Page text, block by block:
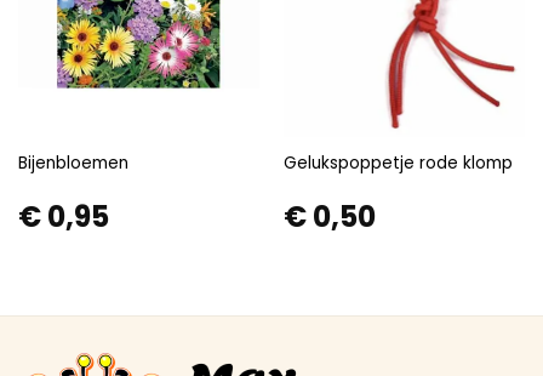
Bijenbloemen
€0,95
Gelukspoppetje rode klomp
€0,50